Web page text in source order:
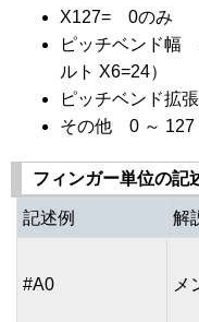
X127= 0のみ
ピッチベンド幅
ルト X6=24）
ピッチベンド拡
その他 0 ～ 127
フィンガー単位の記
記述例 解
#A0 メ